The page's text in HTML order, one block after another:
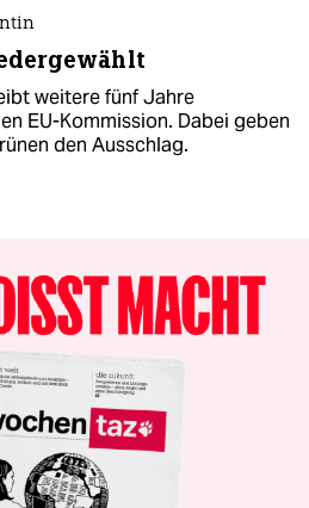
weitere fünf Jahre
EU-Kommission. Dabei geben
den Ausschlag.